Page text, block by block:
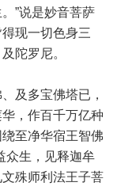
”说是妙音菩萨
现一切色身三
陀罗尼。
及多宝佛塔已，
，作百千万亿种
至净华宿王智佛
众生，见释迦牟
殊师利法王子菩